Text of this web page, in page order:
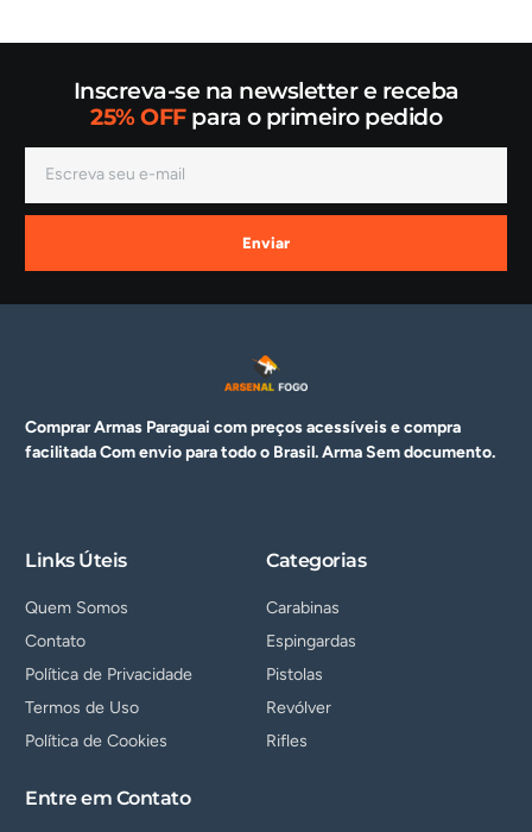
Inscreva-se na newsletter e receba
25% OFFpara o primeiro pedido
Enviar
Comprar Armas Paraguai com preços acessíveis e compra
facilitada Com envio para todo o Brasil. ArmaSem documento.
Links Úteis
Quem Somos
Contato
Política de Privacidade
Termos de Uso
Política de Cookies
Categorias
Carabinas
Espingardas
Pistolas
Revólver
Rifles
Entre em Contato